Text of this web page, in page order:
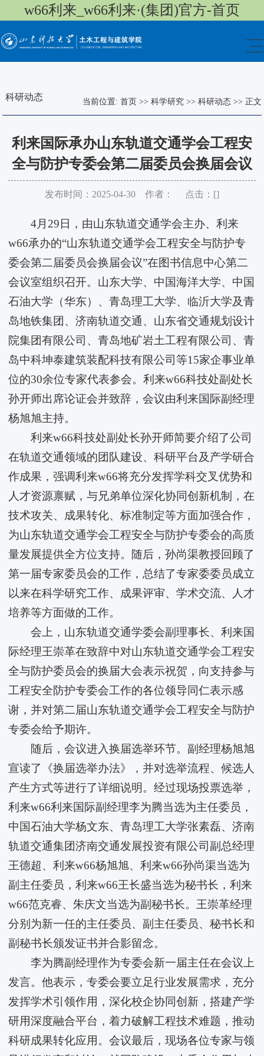
w66利来_w66利来·(集团)官方-首页
科研动态 当前位置: 首页 >> 科学研究>> 科研动态>> 正文
​利来国际承办山东轨道交通学会工程安
全与防护专委会第二届委员会换届会议
发布时间：2025-04-30 作者： 点击：[]
4月29日，由山东轨道交通学会主办、利来
w66承办的“山东轨道交通学会工程安全与防护专
委会第二届委员会换届会议”在图书信息中心第二
会议室组织召开。山东大学、中国海洋大学、中国
石油大学（华东）、青岛理工大学、临沂大学及青
岛地铁集团、济南轨道交通、山东省交通规划设计
院集团有限公司、青岛地矿岩土工程有限公司、青
岛中科坤泰建筑装配科技有限公司等15家企事业单
位的30余位专家代表参会。利来w66科技处副处长
孙开师出席论证会并致辞，会议由​利来国际副经理
杨旭旭主持。
利来w66科技处副处长孙开师简要介绍了公司
在轨道交通领域的团队建设、科研平台及产学研合
作成果，强调利来w66将充分发挥学科交叉优势和
人才资源禀赋，与兄弟单位深化协同创新机制，在
技术攻关、成果转化、标准制定等方面加强合作，
为山东轨道交通学会工程安全与防护专委会的高质
量发展提供全方位支持。随后，孙尚渠教授回顾了
第一届专家委员会的工作，总结了专家委委员成立
以来在科学研究工作、成果评审、学术交流、人才
培养等方面做的工作。
会上，山东轨道交通学委会副理事长、​利来国
际经理王崇革在致辞中对山东轨道交通学会工程安
全与防护委员会的换届大会表示祝贺，向支持参与
工程安全防护专委会工作的各位领导同仁表示感
谢，并对第二届山东轨道交通学会工程安全与防护
专委会给予期许。
随后，会议进入换届选举环节。副经理杨旭旭
宣读了《换届选举办法》，并对选举流程、候选人
产生方式等进行了详细说明。经过现场投票选举，
利来w66​利来国际副经理李为腾当选为主任委员，
中国石油大学杨文东、青岛理工大学张素磊、济南
轨道交通集团济南交通发展投资有限公司副总经理
王德超、利来w66杨旭旭、利来w66孙尚渠当选为
副主任委员，利来w66王长盛当选为秘书长，利来
w66范克睿、朱庆文当选为副秘书长。王崇革经理
分别为新一任的主任委员、副主任委员、秘书长和
副秘书长颁发证书并合影留念。
李为腾副经理作为专委会新一届主任在会议上
发言。他表示，专委会要立足行业发展需求，充分
发挥学术引领作用，深化校企协同创新，搭建产学
研用深度融合平台，着力破解工程技术难题，推动
科研成果转化应用。会议最后，现场各位专家与领